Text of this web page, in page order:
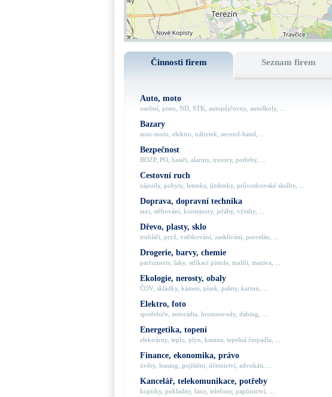
Činnosti firem Seznam firem
Auto, moto
osobní, pneu, ND, STK, autopůjčovny, autoškoly, ...
Bazary
auto-moto, elektro, nábytek, second-hand, ...
Bezpečnost
BOZP, PO, hasiči, alarmy, trezory, potřeby, ...
Cestovní ruch
zájezdy, pobyty, letenky, jízdenky, průvodcovské služby, ...
Doprava, dopravní technika
taxi, stěhování, kontejnery, jeřáby, výtahy, ...
Dřevo, plasty, sklo
truhláři, pryž, vstřikování, zasklívání, porcelán, ...
Drogerie, barvy, chemie
parfumerie, laky, stříkací pistole, malíři, maziva, ...
Ekologie, nerosty, obaly
ČOV, skládky, kámen, písek, palety, karton, ...
Elektro, foto
spotřebiče, autorádia, hromosvody, dabing, ...
Energetika, topení
elektrárny, teplo, plyn, kamna, tepelná čerpadla, ...
Finance, ekonomika, právo
úvěry, leasing, pojištění, účetnictví, advokáti, ...
Kancelář, telekomunikace, potřeby
kopírky, pokladny, faxy, telefony, papírnictví, ...